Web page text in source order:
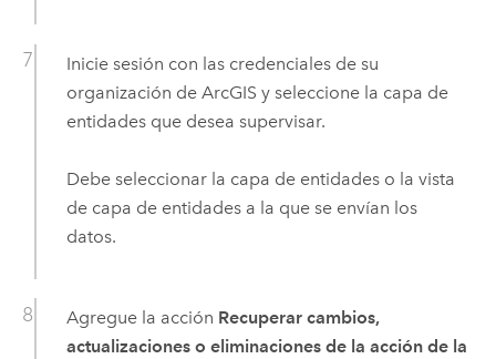
Inicie sesión con las credenciales de su
organización de ArcGIS y seleccione la capa de
entidades que desea supervisar.
Debe seleccionar la capa de entidades o la vista
de capa de entidades a la que se envían los
datos.
Agregue la acción Recuperar cambios,
actualizaciones o eliminaciones de la acción de la